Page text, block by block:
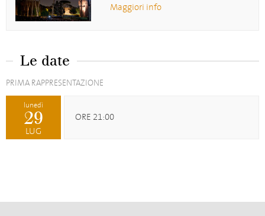
Maggiori info
Le date
PRIMA RAPPRESENTAZIONE
lunedì
29
LUG
ORE 21:00